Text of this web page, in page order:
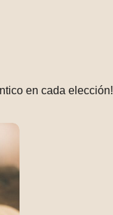
en cada elección!